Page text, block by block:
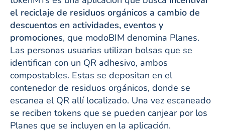
el reciclaje de residuos orgánicos a cambio de
descuentos en actividades, eventos y
promociones, que modoBIM denomina Planes.
Las personas usuarias utilizan bolsas que se
identifican con un QR adhesivo, ambos
compostables. Estas se depositan en el
contenedor de residuos orgánicos, donde se
escanea el QR allí localizado. Una vez escaneado
se reciben tokens que se pueden canjear por los
Planes que se incluyen en la aplicación.